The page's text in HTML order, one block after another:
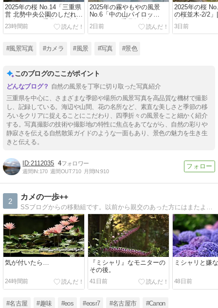
2025年の桜 No.14「三重県
営 北勢中央公園のしだれ桜
並木-1/4」|三重県四日市市
23時間前
2025年の霧やもやの風景
No.6「中の山パイロッ
ト-1/2」|三重県亀山市
2日前
2025年の桜
の桜並木-2/2
市市
3日前
#風景写真 #カメラ #風景 #写真 #景色
このブログのここがポイント
自然の風景を丁寧に切り取った写真紹介
三重県を中心に、さまざまな季節や場所の風景写真を高品質な機材で撮影
し、記録している。海辺や山間、花の名所など、素直な美しさと季節の移
ろいをクリアに捉えることにこだわり、四季折々の風景をこと細かく紹介
する。写真撮影の技術や撮影地の特性に焦点をあてながら、自然の彩りや
静寂さを伝える自然散策ガイドのような一面もあり、景色の魅力を生き生
きと伝える。
2112035 4
週間IN:170 週間OUT:710 月間IN:910
2
カメの一歩++
気が付いたら…
24時間前
『ミシャリ』なモニターの
その後。
41日前
ミシャリと嫌
48日前
#名古屋 #趣味 #eos #eosr7 #名古屋市 #Canon